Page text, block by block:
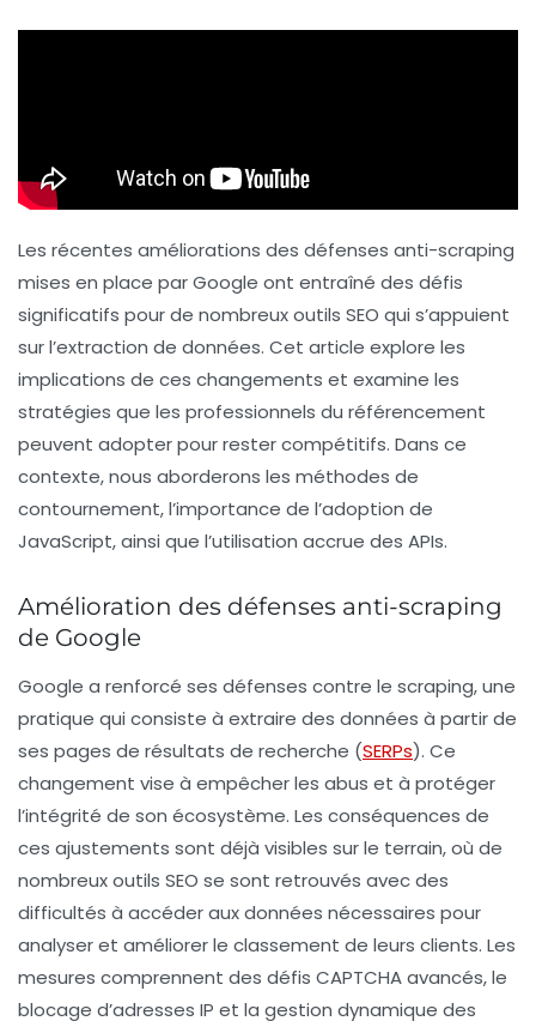
Les récentes améliorations des défenses anti-scraping
mises en place par Google ont entraîné des défis
significatifs pour de nombreux outils SEO qui s’appuient
sur l’extraction de données. Cet article explore les
implications de ces changements et examine les
stratégies que les professionnels du référencement
peuvent adopter pour rester compétitifs. Dans ce
contexte, nous aborderons les méthodes de
contournement, l’importance de l’adoption de
JavaScript, ainsi que l’utilisation accrue des APIs.
Amélioration des défenses anti-scraping
de Google
Google a renforcé ses défenses contre le scraping, une
pratique qui consiste à extraire des données à partir de
ses pages de résultats de recherche (SERPs). Ce
changement vise à empêcher les abus et à protéger
l’intégrité de son écosystème. Les conséquences de
ces ajustements sont déjà visibles sur le terrain, où de
nombreux outils SEO se sont retrouvés avec des
difficultés à accéder aux données nécessaires pour
analyser et améliorer le classement de leurs clients. Les
mesures comprennent des défis CAPTCHA avancés, le
blocage d’adresses IP et la gestion dynamique des